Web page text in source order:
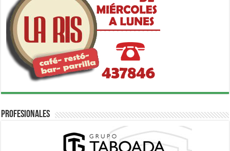
Profesionales